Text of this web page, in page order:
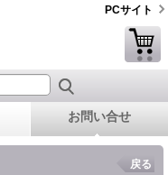
PCサイト
お問い合せ
戻る